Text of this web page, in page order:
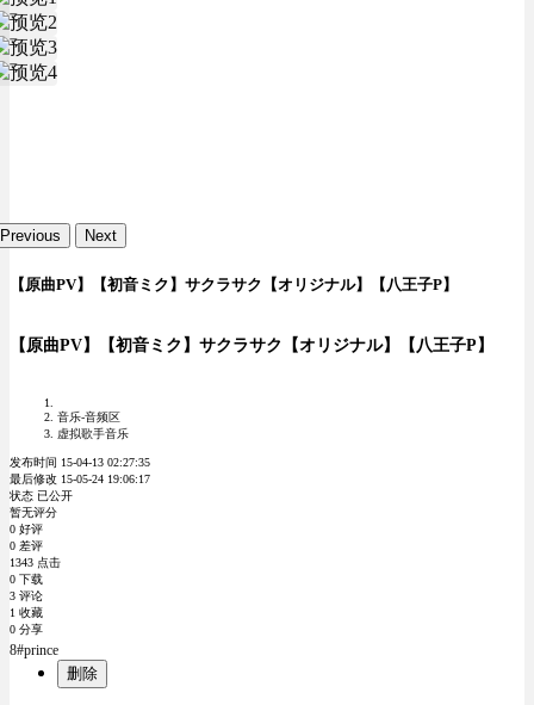
Previous Next
【原曲PV】【初音ミク】サクラサク【オリジナル】【八王子P】
【原曲PV】【初音ミク】サクラサク【オリジナル】【八王子P】
音乐-音频区
虚拟歌手音乐
发布时间 15-04-13 02:27:35
最后修改 15-05-24 19:06:17
状态 已公开
暂无评分
0 好评
0 差评
1343 点击
0 下载
3 评论
1 收藏
0 分享
8#prince
删除